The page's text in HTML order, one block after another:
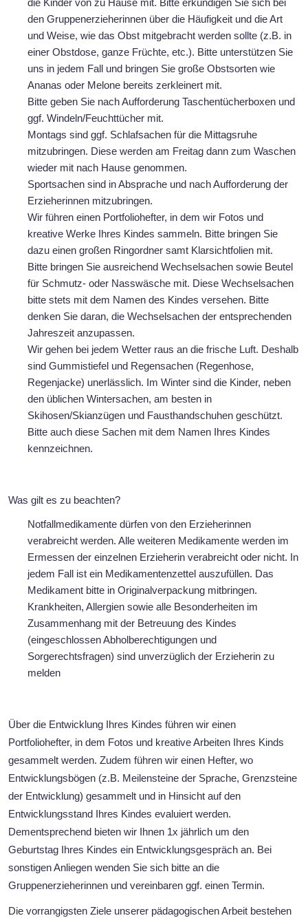
die Kinder von zu Hause mit. Bitte erkundigen Sie sich bei
den Gruppenerzieherinnen über die Häufigkeit und die Art
und Weise, wie das Obst mitgebracht werden sollte (z.B. in
einer Obstdose, ganze Früchte, etc.). Bitte unterstützen Sie
uns in jedem Fall und bringen Sie große Obstsorten wie
Ananas oder Melone bereits zerkleinert mit.
Bitte geben Sie nach Aufforderung Taschentücherboxen und
ggf. Windeln/Feuchttücher mit.
Montags sind ggf. Schlafsachen für die Mittagsruhe
mitzubringen. Diese werden am Freitag dann zum Waschen
wieder mit nach Hause genommen.
Sportsachen sind in Absprache und nach Aufforderung der
Erzieherinnen mitzubringen.
Wir führen einen Portfoliohefter, in dem wir Fotos und
kreative Werke Ihres Kindes sammeln. Bitte bringen Sie
dazu einen großen Ringordner samt Klarsichtfolien mit.
Bitte bringen Sie ausreichend Wechselsachen sowie Beutel
für Schmutz- oder Nasswäsche mit. Diese Wechselsachen
bitte stets mit dem Namen des Kindes versehen. Bitte
denken Sie daran, die Wechselsachen der entsprechenden
Jahreszeit anzupassen.
Wir gehen bei jedem Wetter raus an die frische Luft. Deshalb
sind Gummistiefel und Regensachen (Regenhose,
Regenjacke) unerlässlich. Im Winter sind die Kinder, neben
den üblichen Wintersachen, am besten in
Skihosen/Skianzügen und Fausthandschuhen geschützt.
Bitte auch diese Sachen mit dem Namen Ihres Kindes
kennzeichnen.
Was gilt es zu beachten?
Notfallmedikamente dürfen von den Erzieherinnen
verabreicht werden. Alle weiteren Medikamente werden im
Ermessen der einzelnen Erzieherin verabreicht oder nicht. In
jedem Fall ist ein Medikamentenzettel auszufüllen. Das
Medikament bitte in Originalverpackung mitbringen.
Krankheiten, Allergien sowie alle Besonderheiten im
Zusammenhang mit der Betreuung des Kindes
(eingeschlossen Abholberechtigungen und
Sorgerechtsfragen) sind unverzüglich der Erzieherin zu
melden
Über die Entwicklung Ihres Kindes führen wir einen
Portfoliohefter, in dem Fotos und kreative Arbeiten Ihres Kinds
gesammelt werden. Zudem führen wir einen Hefter, wo
Entwicklungsbögen (z.B. Meilensteine der Sprache, Grenzsteine
der Entwicklung) gesammelt und in Hinsicht auf den
Entwicklungsstand Ihres Kindes evaluiert werden.
Dementsprechend bieten wir Ihnen 1x jährlich um den
Geburtstag Ihres Kindes ein Entwicklungsgespräch an. Bei
sonstigen Anliegen wenden Sie sich bitte an die
Gruppenerzieherinnen und vereinbaren ggf. einen Termin.
Die vorrangigsten Ziele unserer pädagogischen Arbeit bestehen